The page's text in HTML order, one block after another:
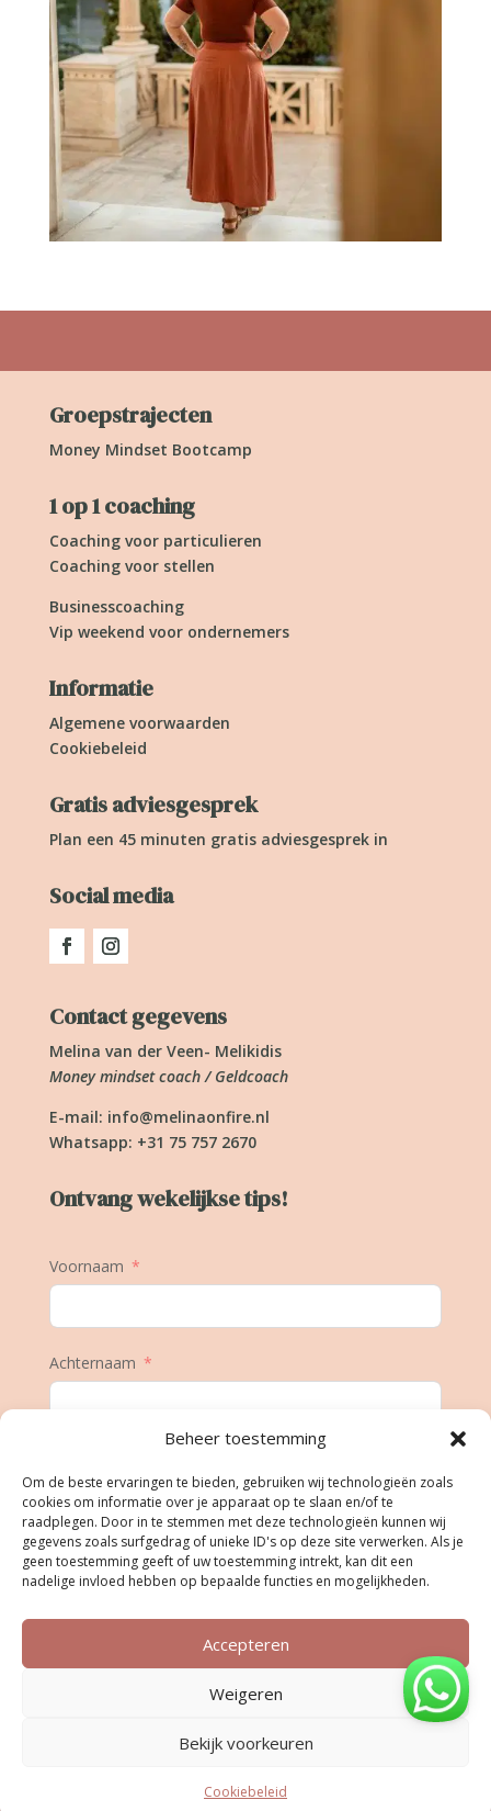
Beheer toestemming
Om de beste ervaringen te bieden, gebruiken wij technologieën zoals
cookies om informatie over je apparaat op te slaan en/of te
raadplegen. Door in te stemmen met deze technologieën kunnen wij
gegevens zoals surfgedrag of unieke ID's op deze site verwerken. Als je
geen toestemming geeft of uw toestemming intrekt, kan dit een
nadelige invloed hebben op bepaalde functies en mogelijkheden.
Accepteren
Weigeren
Bekijk voorkeuren
Cookiebeleid
Groepstrajecten
Money Mindset Bootcamp
1 op 1 coaching
Coaching voor particulieren
Coaching voor stellen
Businesscoaching
Vip weekend voor ondernemers
Informatie
Algemene voorwaarden
Cookiebeleid
Gratis adviesgesprek
Plan een 45 minuten gratis adviesgesprek in
Social media
Contact gegevens
Melina van der Veen- Melikidis
Money mindset coach / Geldcoach
E-mail: info@melinaonfire.nl
Whatsapp: +31 75 757 2670
Ontvang wekelijkse tips!
Voornaam
Achternaam
Geboortedatum
Inschrijven